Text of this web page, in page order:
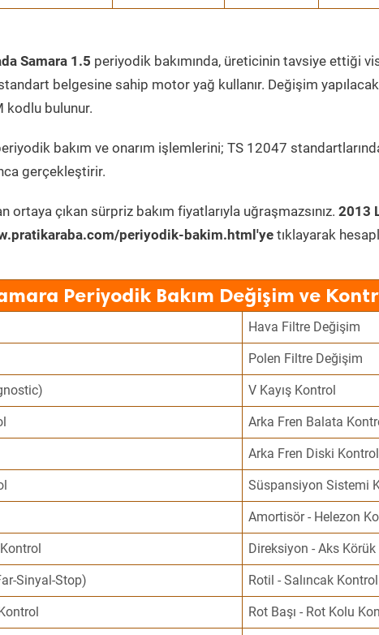
Samara 1.5 periyodik bakımında, üreticinin tavsiye ettiği
belgesine sahip motor yağ kullanır. Değişim
kodlu bulunur.
bakım ve onarım işlemlerini; TS 12047
gerçekleştirir.
ortaya çıkan sürpriz bakım fiyatlarıyla uğraşmazsınız. 2013
periyodik-bakim.html'ye tıklayarak
Periyodik Bakım Değişim ve
Hava Filtre Değişim
Polen Filtre Değişim
V Kayış Kontrol
Arka Fren Balata
Arka Fren Diski Kontrol
Süspansiyon Sistemi
Amortisör - Helezon
Direksiyon - Aks
Sinyal-Stop) Rotil - Salıncak Kontrol
Rot Başı - Rot Kolu